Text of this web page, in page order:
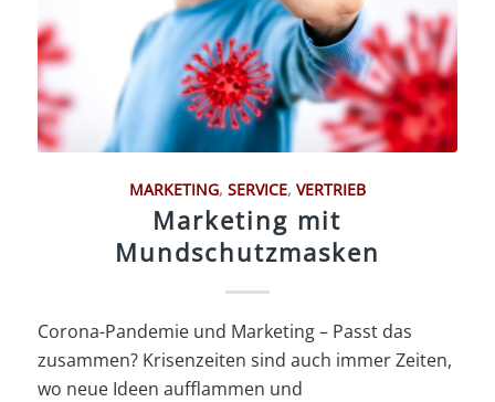
MARKETING, SERVICE, VERTRIEB
Marketing mit
Mundschutzmasken
Corona-Pandemie und Marketing – Passt das
zusammen? Krisenzeiten sind auch immer Zeiten,
wo neue Ideen aufflammen und